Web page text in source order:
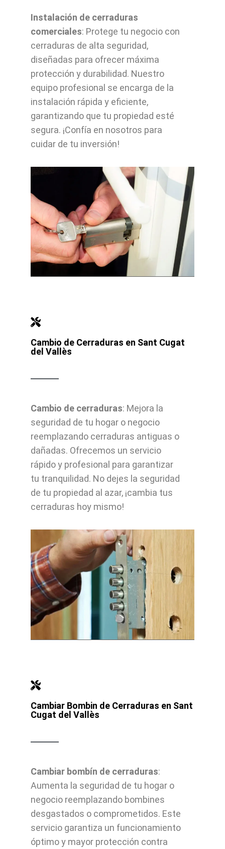
Instalación de cerraduras
comerciales: Protege tu negocio con
cerraduras de alta seguridad,
diseñadas para ofrecer máxima
protección y durabilidad. Nuestro
equipo profesional se encarga de la
instalación rápida y eficiente,
garantizando que tu propiedad esté
segura. ¡Confía en nosotros para
cuidar de tu inversión!
Cambio de Cerraduras en Sant Cugat
del Vallès
Cambio de cerraduras: Mejora la
seguridad de tu hogar o negocio
reemplazando cerraduras antiguas o
dañadas. Ofrecemos un servicio
rápido y profesional para garantizar
tu tranquilidad. No dejes la seguridad
de tu propiedad al azar, ¡cambia tus
cerraduras hoy mismo!
Cambiar Bombin de Cerraduras en Sant
Cugat del Vallès
Cambiar bombín de cerraduras:
Aumenta la seguridad de tu hogar o
negocio reemplazando bombines
desgastados o comprometidos. Este
servicio garantiza un funcionamiento
óptimo y mayor protección contra